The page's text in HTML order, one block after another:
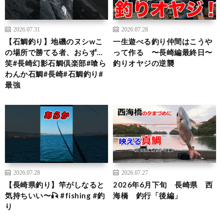
2026.07.31
【石鯛釣り】地磯のヌシwこ
の場所で勝てる者、おらず…
笑#長崎幻影石鯛倶楽部#喰ら
わんか石鯛#長崎#石鯛釣り#
最強
2026.07.28
一生遊べる釣り仲間はこうや
って作る 〜長崎編最終日〜
釣りオヤジの逆襲
2026.07.28
【長崎県釣り】竿がしなると
気持ちいい〜🎣 #fishing #釣
り
2026.07.27
2026年6月下旬 長崎県 西
海橋 釣行「後編」